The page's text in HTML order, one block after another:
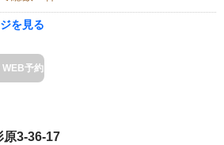
を見る
WEB予約
原3-36-17